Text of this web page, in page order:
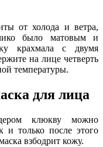
от холода и ветра,
было матовым и
крахмала с двумя
на лице четверть
температуры.
для лица
клюкву можно
и только после этого
взбодрит кожу.